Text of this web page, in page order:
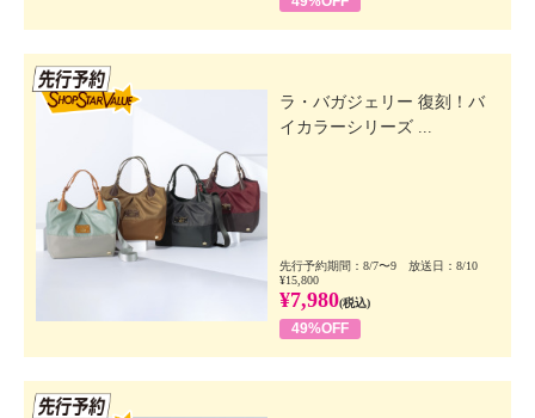
ラ・バガジェリー 復刻！バ
イカラーシリーズ ...
先行予約期間：8/7〜9 放送日：8/10
¥15,800
¥7,980(税込)
49%OFF